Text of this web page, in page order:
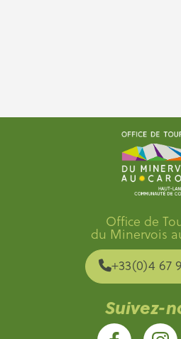
Office de
du Minervois
+33(0)4 67
Suivez-